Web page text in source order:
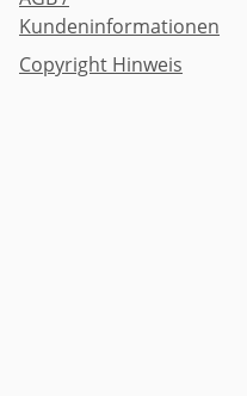
Kundeninformationen
Copyright Hinweis